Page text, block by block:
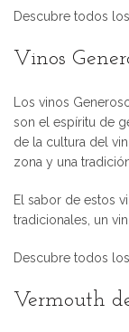
Descubre todos
Vinos
Los vinos
son el espíritu de
de la cultura del
zona y una
El sabor de estos
tradicionales, un
Descubre todos
Vermouth